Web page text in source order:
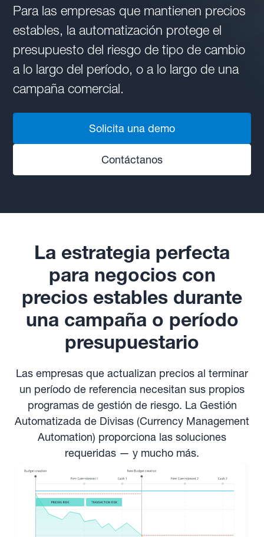
Para las empresas que mantienen precios
estables, la automatización protege el
presupuesto del riesgo de tipo de cambio
a lo largo del período, o a lo largo de una
campaña comercial.
Solicita una demo
Contáctanos
La estrategia perfecta
para negocios con
precios estables durante
una campaña o período
presupuestario
Las empresas que actualizan precios al terminar
un período de referencia necesitan sus propios
programas de gestión de riesgo. La Gestión
Automatizada de Divisas (Currency Management
Automation) proporciona las soluciones
requeridas — y mucho más.